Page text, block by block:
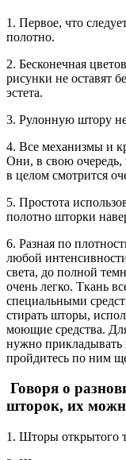
1. Первое, что
полотно.
2. Бесконечная
рисунки не оставят
эстета.
3. Рулонную штору
4. Все механизмы и
Они, в свою очередь,
в целом смотрится
5. Простота
полотно шторки
6. Разная по
любой
света, до полной
очень легко. Ткань
специальными
стирать шторы,
моющие средства.
нужно прикладывать
пройдитесь по ним
Говоря о
шторок, их
1. Шторы открытого